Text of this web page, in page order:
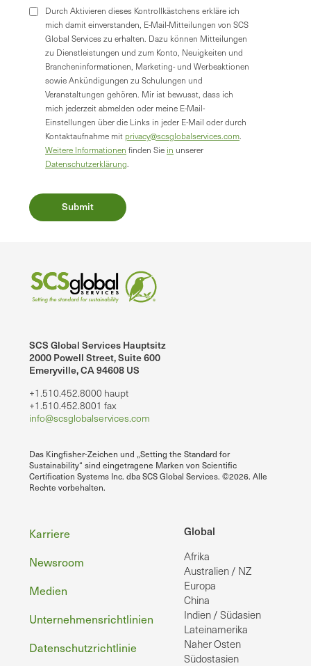
Durch Aktivieren dieses Kontrollkästchens erkläre ich
mich damit einverstanden, E-Mail-Mitteilungen von SCS
Global Services zu erhalten. Dazu können Mitteilungen
zu Dienstleistungen und zum Konto, Neuigkeiten und
Brancheninformationen, Marketing- und Werbeaktionen
sowie Ankündigungen zu Schulungen und
Veranstaltungen gehören. Mir ist bewusst, dass ich
mich jederzeit abmelden oder meine E-Mail-
Einstellungen über die Links in jeder E-Mail oder durch
Kontaktaufnahme mit privacy@scsglobalservices.com
Weitere Informationen finden Sie in unserer
Datenschutzerklärung
SCS Global Services Hauptsitz
2000 Powell Street, Suite 600
Emeryville, CA 94608 US
+1.510.452.8000 haupt
+1.510.452.8001 fax
info@scsglobalservices.com
Das Kingfisher-Zeichen und „Setting the Standard for
Sustainability“ sind eingetragene Marken von Scientific
Certification Systems Inc. dba SCS Global Services. ©2026. Alle
Rechte vorbehalten.
Global
Afrika
Australien / NZ
Europa
China
Indien / Südasien
Lateinamerika
Naher Osten
Südostasien
Fußzeile
Karriere
Newsroom
Medien
Unternehmensrichtlinien
Datenschutzrichtlinie